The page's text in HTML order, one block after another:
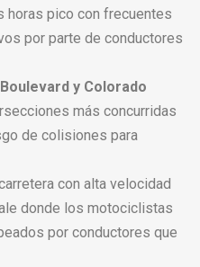
horas pico con frecuentes
por parte de conductores
y Colorado
más concurridas
de colisiones para
con alta velocidad
donde los motociclistas
por conductores que